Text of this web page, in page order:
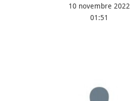
10 novembre 2022
01:51